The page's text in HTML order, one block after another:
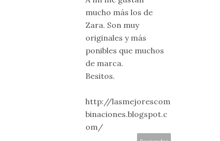
mucho más los de
Zara. Son muy
originales y más
ponibles que muchos
de marca.
Besitos.
http://lasmejorescom
binaciones.blogspot.c
om/